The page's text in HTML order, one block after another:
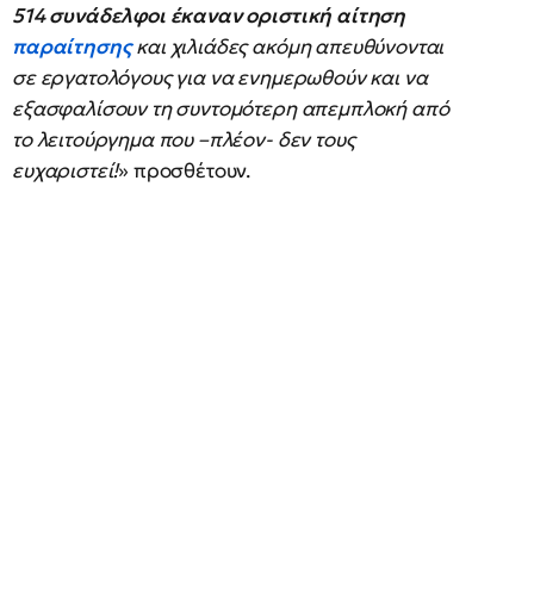
514 συνάδελφοι έκαναν οριστική αίτηση
παραίτησηςκαι χιλιάδες ακόμη απευθύνονται
σε εργατολόγους για να ενημερωθούν και να
εξασφαλίσουν τη συντομότερη απεμπλοκή από
το λειτούργημα που –πλέον- δεν τους
ευχαριστεί!» προσθέτουν.